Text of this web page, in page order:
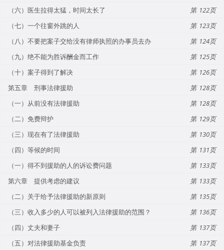
（六）医生拉得太猛，时间太长了
122
（七）一个往窗外跳的人
123
（八）不要把案子交给没有律师执照的办事员去办
124
（九）绝不能为胜诉酬金而工作
125
（十）案子得到了解决
126
第五章 刑事法律援助
128
（一）从前没有法律援助
128
（二）免费辩护
129
（三）现在有了法律援助
130
（四）等候的时间
131
（一）得不到援助的人的诉讼费问题
133
第六章 提供考虑的建议
133
（二）关于给予法律援助的新原则
135
（三）收入多少的人可以被列入法律援助的范围？
136
（四）丈夫和妻子
137
（五）对法律援助基金负责
137